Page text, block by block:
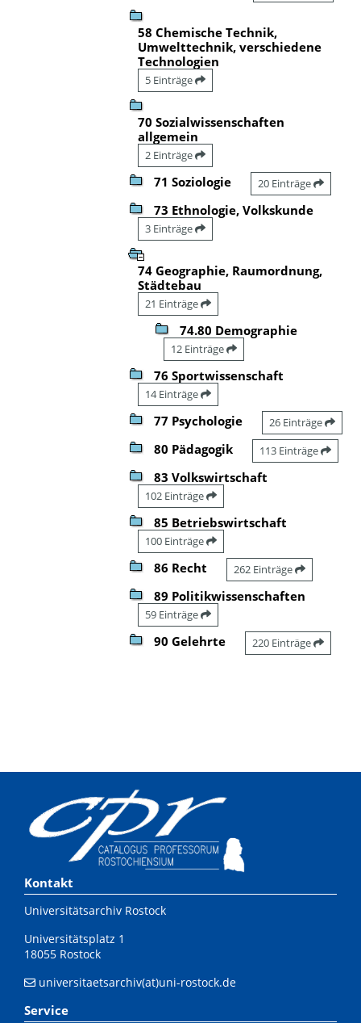
58 Chemische Technik,
Umwelttechnik, verschiedene
Technologien
5 Einträge
70 Sozialwissenschaften
allgemein
2 Einträge
71 Soziologie 20 Einträge
73 Ethnologie, Volkskunde
3 Einträge
74 Geographie, Raumordnung,
Städtebau
21 Einträge
74.80 Demographie
12 Einträge
76 Sportwissenschaft
14 Einträge
77 Psychologie 26 Einträge
80 Pädagogik 113 Einträge
83 Volkswirtschaft
102 Einträge
85 Betriebswirtschaft
100 Einträge
86 Recht 262 Einträge
89 Politikwissenschaften
59 Einträge
90 Gelehrte 220 Einträge
Kontakt
Universitätsarchiv Rostock
Universitätsplatz 1
18055 Rostock
universitaetsarchiv(at)uni-rostock.de
Service